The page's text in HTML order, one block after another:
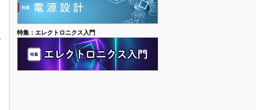
特集：エレクトロニクス入門